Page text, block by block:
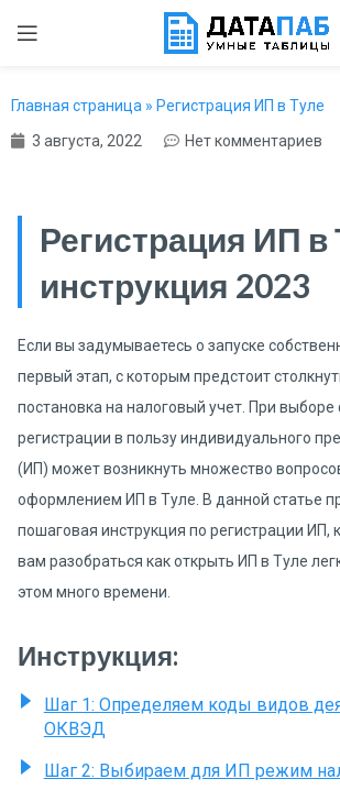
Главная страница » Регистрация ИП в Туле
3 августа, 2022
Нет комментариев
Регистрация ИП в
инструкция 2023
Если вы задумываетесь о запуске
первый этап, с которым предстоит
постановка на налоговый учет. При
регистрации в пользу индивидуального
(ИП) может возникнуть множество
оформлением ИП в Туле. В данной статье
пошаговая инструкция по регистрации ИП,
вам разобраться как открыть ИП в Туле
этом много времени.
Инструкция:
Шаг 1: Определяем коды видов
ОКВЭД
Шаг 2: Выбираем для ИП режим